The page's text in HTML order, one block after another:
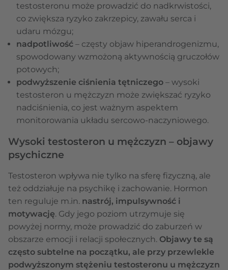
testosteronu może prowadzić do nadkrwistości,
co zwiększa ryzyko zakrzepicy, zawału serca i
udaru mózgu;
nadpotliwość – częsty objaw hiperandrogenizmu,
spowodowany wzmożoną aktywnością gruczołów
potowych;
podwyższenie ciśnienia tętniczego – wysoki
testosteron u mężczyzn może zwiększać ryzyko
nadciśnienia, co jest ważnym aspektem
monitorowania układu sercowo-naczyniowego.
Wysoki testosteron u mężczyzn – objawy
psychiczne
Testosteron wpływa nie tylko na sferę fizyczną, ale
też oddziałuje na psychikę i zachowanie. Hormon
ten reguluje m.in. nastrój, impulsywność i
motywację. Gdy jego poziom utrzymuje się
powyżej normy, może prowadzić do zaburzeń w
obszarze emocji i relacji społecznych. Objawy te są
często subtelne na początku, ale przy przewlekle
podwyższonym stężeniu testosteronu u mężczyzn